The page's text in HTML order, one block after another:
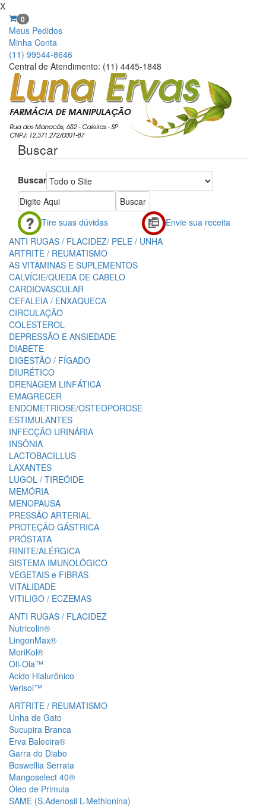
X
0
Meus Pedidos
Minha Conta
(11) 99544-8646
Central de Atendimento: (11) 4445-1848
Buscar
Buscar
Tire suas dúvidas
Envie sua receita
ANTI RUGAS / FLACIDEZ/ PELE / UNHA
ARTRITE / REUMATISMO
AS VITAMINAS E SUPLEMENTOS
CALVÍCIE/QUEDA DE CABELO
CARDIOVASCULAR
CEFALEIA / ENXAQUECA
CIRCULAÇÃO
COLESTEROL
DEPRESSÃO E ANSIEDADE
DIABETE
DIGESTÃO / FÍGADO
DIURÉTICO
DRENAGEM LINFÁTICA
EMAGRECER
ENDOMETRIOSE/OSTEOPOROSE
ESTIMULANTES
INFECÇÃO URINÁRIA
INSÔNIA
LACTOBACILLUS
LAXANTES
LUGOL / TIREÓIDE
MEMÓRIA
MENOPAUSA
PRESSÃO ARTERIAL
PROTEÇÃO GÁSTRICA
PRÓSTATA
RINITE/ALÉRGICA
SISTEMA IMUNOLÓGICO
VEGETAIS e FIBRAS
VITALIDADE
VITILIGO / ECZEMAS
ANTI RUGAS / FLACIDEZ
Nutricolin®
LingonMax®
MoriKol®
Oli-Ola™
Acido Hialurônico
Verisol™
ARTRITE / REUMATISMO
Unha de Gato
Sucupira Branca
Erva Baleeira®
Garra do Diabo
Boswellia Serrata
Mangoselect 40®
Óleo de Primula
SAME (S.Adenosil L-Methionina)